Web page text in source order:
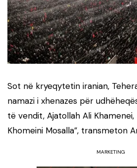
Sot në kryeqytetin iranian,
namazi i xhenazes për
të vendit, Ajatollah Ali Khamenei,
Khomeini Mosalla”, transmeton
MARKETING